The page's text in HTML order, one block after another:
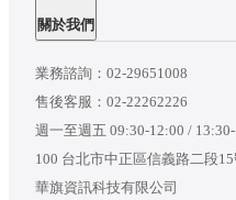
關於我們
業務諮詢： 02-29651008
售後客服： 02-22262226
週一至週五 09:30-12:00 /
100 台北市中正區信義路二段
華旗資訊科技有限公司